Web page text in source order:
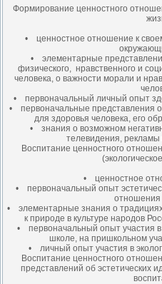
Формирование ценностного
• ценностное отношение к
• элементарные
физического, нравственного и
человека, о важности морали и
• первоначальный личный опыт
• первоначальные представления
для здоровья человека, его
• знания о возможном
телевидения, рекламы
Воспитание ценностного
• ценностное
• первоначальный опыт
отношения
• элементарные знания о
к природе в культуре народов
• первоначальный опыт участия
школе, на пришкольном
• личный опыт участия в
Воспитание ценностного
представлений об эстетических